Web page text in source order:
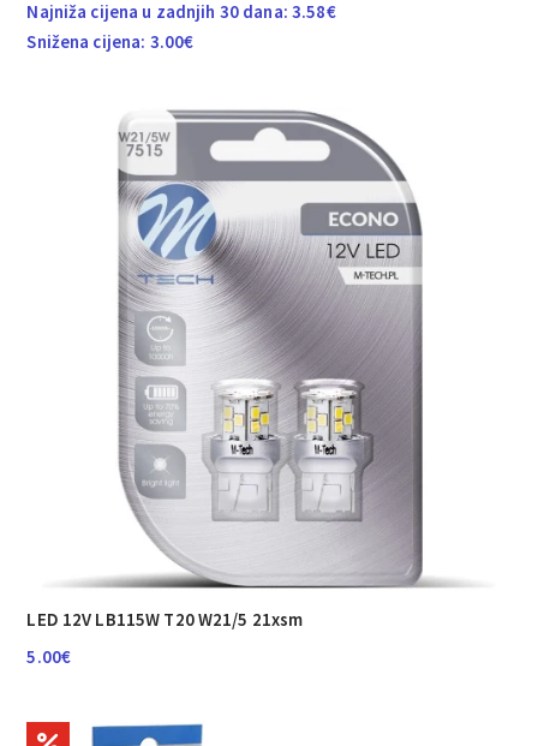
Najniža cijena u zadnjih 30 dana: 3.58€
Snižena cijena: 3.00€
LED 12V LB115W T20 W21/5 21xsm
5.00€